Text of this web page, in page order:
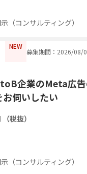
（コンサルティング）
NEW
募集期間：2026/08/
企業のMeta広
伺いしたい
税抜）
（コンサルティング）